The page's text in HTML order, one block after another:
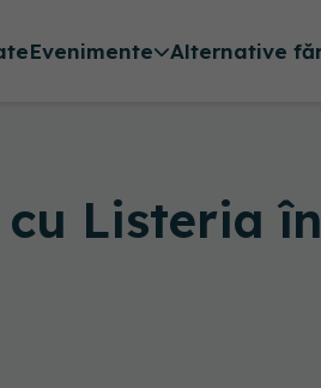
Evenimente Alternative
Listeria